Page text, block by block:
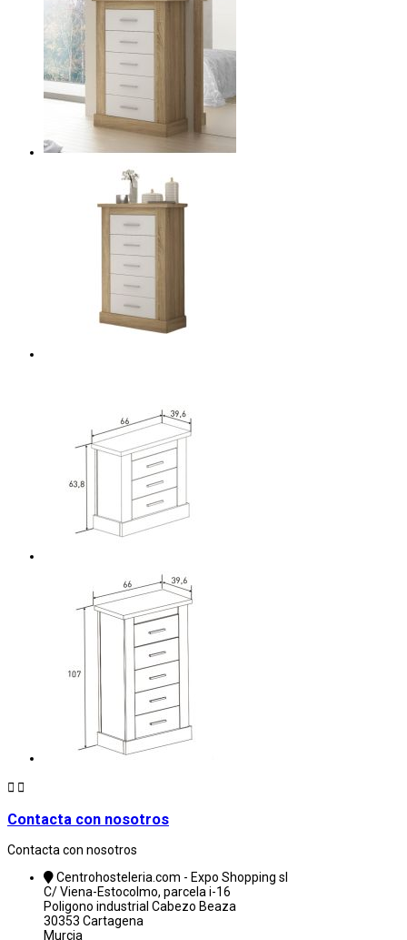
 
Contacta con nosotros
Contacta con nosotros
Centrohosteleria.com - Expo Shopping sl
C/ Viena-Estocolmo, parcela i-16
Poligono industrial Cabezo Beaza
30353 Cartagena
Murcia